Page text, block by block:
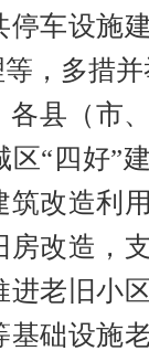
车设施
，多措
县（市
“四好”
改造利
改造，
老旧小
础设施